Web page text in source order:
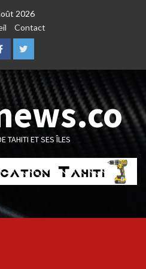
2026
Contact
Twitter
TAHITI ET SES ÎLES